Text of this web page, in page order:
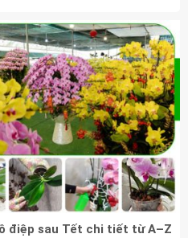
điệp sau Tết chi tiết từ A–Z